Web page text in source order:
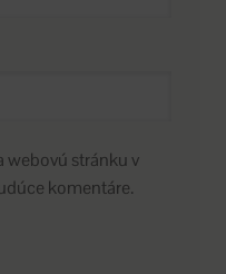
webovú stránku v
komentáre.